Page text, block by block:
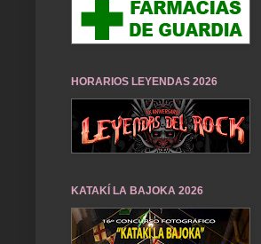
HORARIOS LEYENDAS 2026
KATAKÍ LA BAJOKA 2026